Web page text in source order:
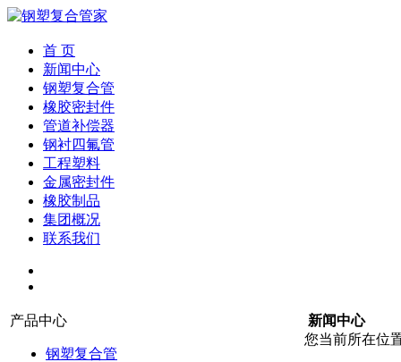
首 页
新闻中心
钢塑复合管
橡胶密封件
管道补偿器
钢衬四氟管
工程塑料
金属密封件
橡胶制品
集团概况
联系我们
产品中心
钢塑复合管
新闻中心
您当前所在位